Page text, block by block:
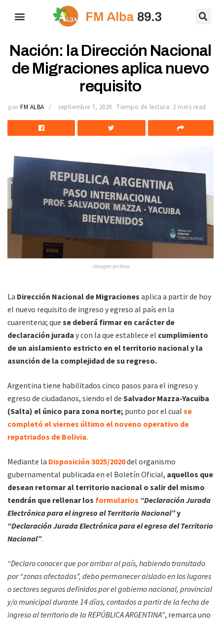
Nación: la Dirección Nacional
de Migraciones aplica nuevo
requisito
por FM ALBA septiembre 7, 2020 Tiempo de lectura: 2 mins read
»Imagen archivo
La Dirección Nacional de Migraciones aplica a partir de hoy
el nuevo requisito de ingreso y egreso al país en la
cuarentena; que se deberá firmar en carácter de
declaración jurada y con la que establece el cumplimiento
de un aislamiento estricto en el territorio nacional y la
asunción de la complejidad de su regreso.
Argentina tiene habilitados cinco pasos para el ingreso y
egreso de ciudadanos, siendo el de Salvador Mazza-Yacuiba
(Salta) el único para zona norte; punto por el cual se
completó el viernes último el noveno operativo de
repatriados de Bolivia.
Mediante la Disposición 3025/2020del organismo
gubernamental publicada en el Boletín Oficial, aquellos que
desean retornar al territorio nacional o salir del mismo
tendrán que rellenar los formularios “Declaración Jurada
Electrónica para el ingreso al Territorio Nacional”y
“Declaración Jurada Electrónica para el egreso del Territorio
Nacional”.
“Declaro conocer que por arribar al país, habiendo transitado
por “zonas afectadas”, debo permanecer aislado en los lugares
o sectores seguros definidos por el gobierno nacional, provincial
y/o municipal durante 14 días, contados a partir de la fecha de
ingreso al territorio de la REPÚBLICA ARGENTINA”, remarca uno